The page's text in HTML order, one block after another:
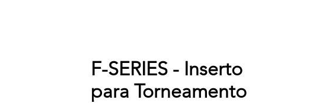
F-SERIES - Inserto
para Torneamento